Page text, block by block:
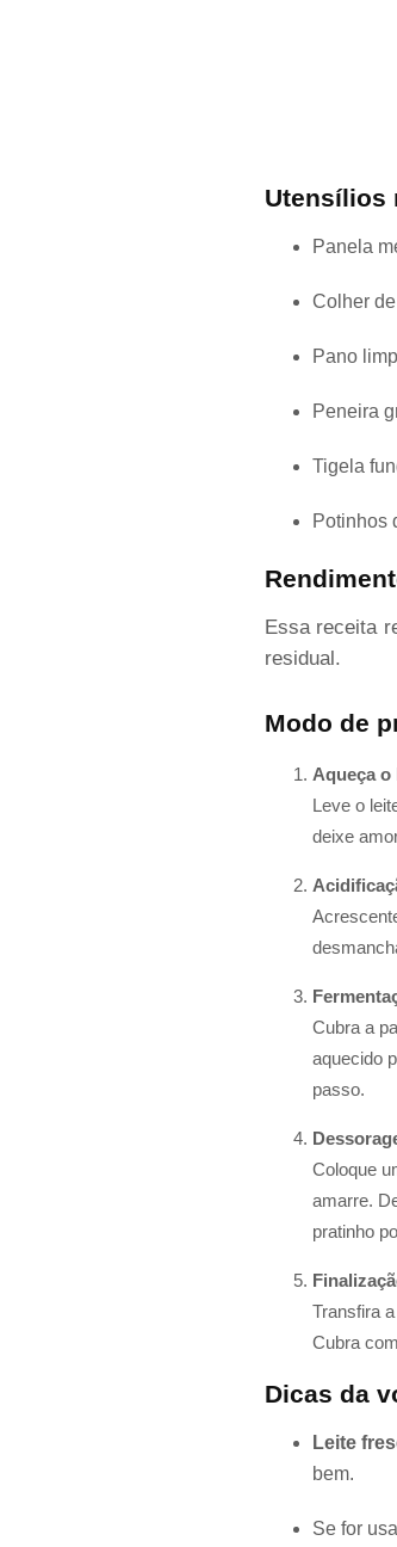
Utensílios
Panela
Colher
Pano
Peneira
Tigela
Potinhos
Essa receita
residual.
Modo de
Aqueça o
Leve o
deixe
Cubra a
aquecido
passo.
Coloque
amarre.
pratinho
Transfira
Cubra
Dicas da
Leite
bem.
Se for